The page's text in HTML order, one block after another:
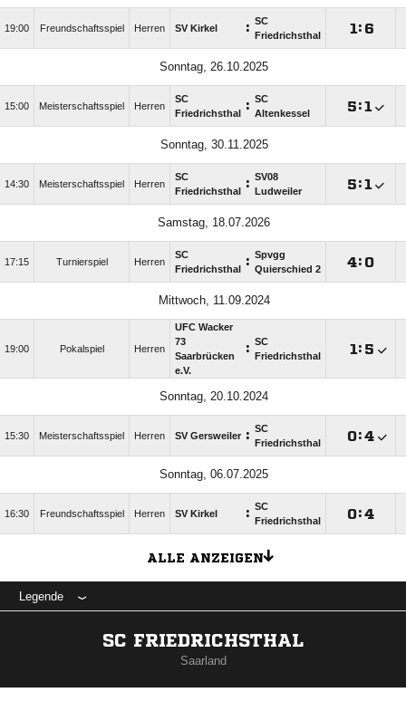
19:00 Freundschaftsspiel Herren SV Kirkel : SC
Friedrichsthal
: 
Sonntag, 26.10.2025
15:00 Meisterschaftsspiel Herren
SC
Friedrichsthal
: SC
Altenkessel
:
Sonntag, 30.11.2025
14:30 Meisterschaftsspiel Herren
SC
Friedrichsthal
: SV08
Ludweiler
:
Samstag, 18.07.2026
17:15 Turnierspiel Herren
SC
Friedrichsthal
: Spvgg
Quierschied 2
: 
Mittwoch, 11.09.2024
19:00 Pokalspiel Herren
UFC Wacker
73
Saarbrücken
e.V.
: SC
Friedrichsthal
: 
Sonntag, 20.10.2024
15:30 Meisterschaftsspiel Herren SV Gersweiler : SC
Friedrichsthal
:
Sonntag, 06.07.2025
16:30 Freundschaftsspiel Herren SV Kirkel : SC
Friedrichsthal
:
ALLE ANZEIGEN
Legende
SC FRIEDRICHSTHAL
Saarland